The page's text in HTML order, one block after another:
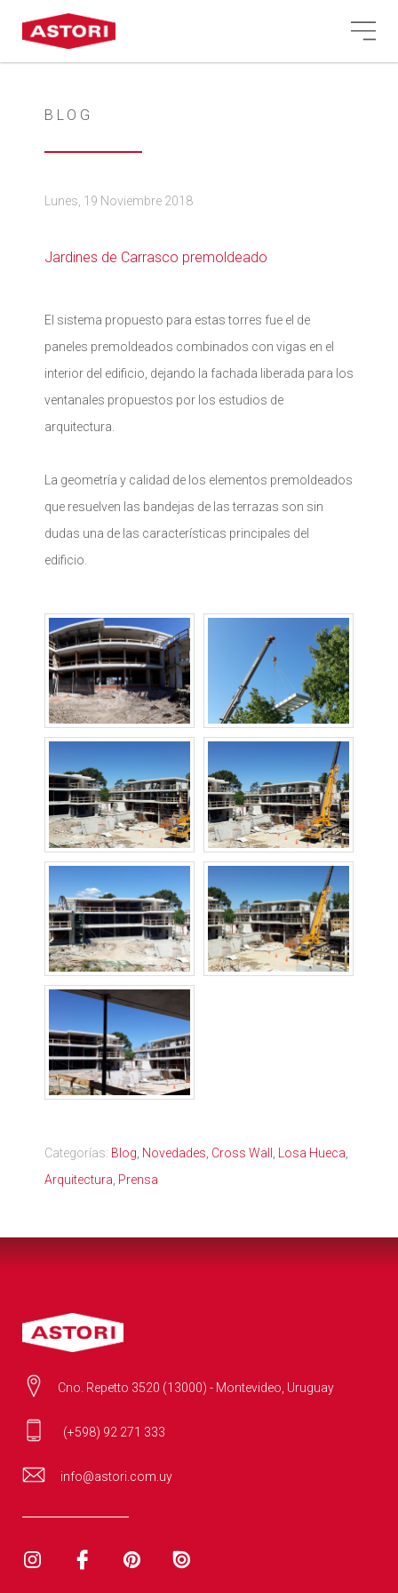
BLOG
Lunes, 19 Noviembre 2018
Jardines de Carrasco premoldeado
El sistema propuesto para estas torres fue el de
paneles premoldeados combinados con vigas en el
interior del edificio, dejando la fachada liberada para los
ventanales propuestos por los estudios de
arquitectura.
La geometría y calidad de los elementos premoldeados
que resuelven las bandejas de las terrazas son sin
dudas una de las características principales del
edificio.
Categorías: Blog Novedades Cross Wall Losa Hueca
Arquitectura Prensa
Cno. Repetto 3520 (13000) - Montevideo, Uruguay
(+598) 92 271 333
info@astori.com.uy